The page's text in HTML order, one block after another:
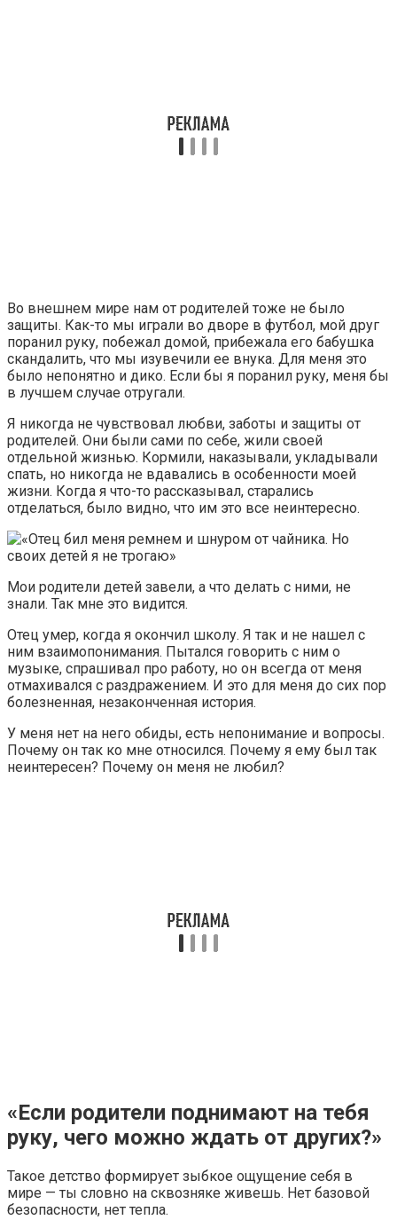
Во внешнем мире нам от родителей тоже не было
защиты. Как-то мы играли во дворе в футбол, мой друг
поранил руку, побежал домой, прибежала его бабушка
скандалить, что мы изувечили ее внука. Для меня это
было непонятно и дико. Если бы я поранил руку, меня бы
в лучшем случае отругали.
Я никогда не чувствовал любви, заботы и защиты от
родителей. Они были сами по себе, жили своей
отдельной жизнью. Кормили, наказывали, укладывали
спать, но никогда не вдавались в особенности моей
жизни. Когда я что-то рассказывал, старались
отделаться, было видно, что им это все неинтересно.
Мои родители детей завели, а что делать с ними, не
знали. Так мне это видится.
Отец умер, когда я окончил школу. Я так и не нашел с
ним взаимопонимания. Пытался говорить с ним о
музыке, спрашивал про работу, но он всегда от меня
отмахивался с раздражением. И это для меня до сих пор
болезненная, незаконченная история.
У меня нет на него обиды, есть непонимание и вопросы.
Почему он так ко мне относился. Почему я ему был так
неинтересен? Почему он меня не любил?
«Если родители поднимают на тебя
руку, чего можно ждать от других?»
Такое детство формирует зыбкое ощущение себя в
мире — ты словно на сквозняке живешь. Нет базовой
безопасности, нет тепла.